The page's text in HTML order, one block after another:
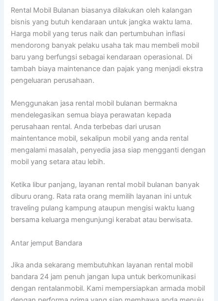
Rental Mobil Bulanan biasanya dilakukan oleh kalangan
bisnis yang butuh kendaraan untuk jangka waktu lama.
Harga mobil yang terus naik dan pertumbuhan inflasi
mendorong banyak pelaku usaha tak mau membeli mobil
baru yang berfungsi sebagai kendaraan operasional. Di
tambah biaya maintenance dan pajak yang menjadi ekstra
pengeluaran perusahaan.
Menggunakan jasa rental mobil bulanan bermakna
mendelegasikan semua biaya perawatan kepada
perusahaan rental. Anda terbebas dari urusan
maintentance mobil, sekalipun mobil yang anda rental
mengalami masalah, penyedia jasa siap mengganti dengan
mobil yang setara atau lebih.
Ketika libur panjang, layanan rental mobil bulanan banyak
diburu orang. Rata rata orang memilih layanan ini untuk
traveling pulang kampung ataupun mengisi waktu luang
bersama keluarga mengunjungi kerabat atau berwisata.
Antar jemput Bandara
Jika anda sekarang membutuhkan layanan rental mobil
bandara 24 jam penuh jangan lupa untuk berkomunikasi
dengan rentalanmobil. Kami mempersiapkan armada mobil